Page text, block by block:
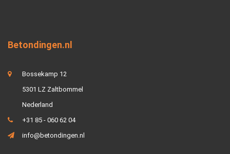
Betondingen.nl
Bossekamp 12
5301 LZ Zaltbommel
Nederland
+31 85 - 060 62 04
info@betondingen.nl